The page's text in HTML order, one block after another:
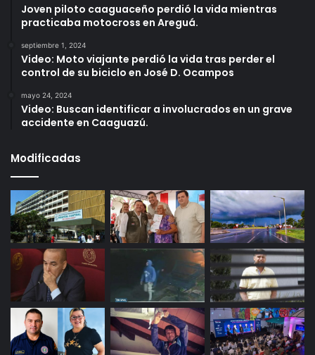
Joven piloto caaguaceño perdió la vida mientras
practicaba motocross en Areguá.
septiembre 1, 2024
Video: Moto viajante perdió la vida tras perder el
control de su biciclo en José D. Ocampos
mayo 24, 2024
Video: Buscan identificar a involucrados en un grave
accidente en Caaguazú.
Modificadas